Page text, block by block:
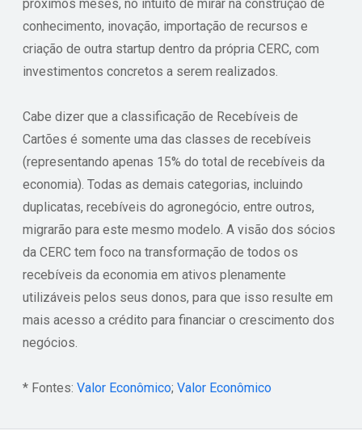
próximos meses, no intuito de mirar na construção de
conhecimento, inovação, importação de recursos e
criação de outra startup dentro da própria CERC, com
investimentos concretos a serem realizados.
Cabe dizer que a classificação de Recebíveis de
Cartões é somente uma das classes de recebíveis
(representando apenas 15% do total de recebíveis da
economia). Todas as demais categorias, incluindo
duplicatas, recebíveis do agronegócio, entre outros,
migrarão para este mesmo modelo. A visão dos sócios
da CERC tem foco na transformação de todos os
recebíveis da economia em ativos plenamente
utilizáveis pelos seus donos, para que isso resulte em
mais acesso a crédito para financiar o crescimento dos
negócios.
* Fontes: Valor Econômico; Valor Econômico